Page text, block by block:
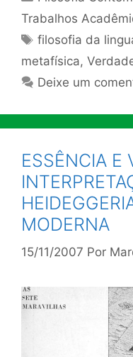
Trabalhos
Tags
filosofia da
metafísica,
Deixe um
ESSÊNCIA E
MODERNA
15/11/2007 Por